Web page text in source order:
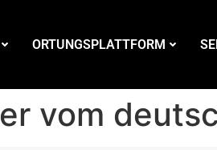
ORTUNGSPLATTFORM
vom